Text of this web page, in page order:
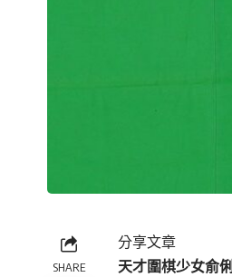
SHARE
分享文章
天才圍棋少女俞